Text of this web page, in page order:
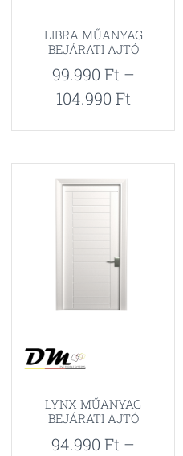
LIBRA MŰANYAG
BEJÁRATI AJTÓ
99.990 Ft –
104.990 Ft
LYNX MŰANYAG
BEJÁRATI AJTÓ
94.990 Ft –